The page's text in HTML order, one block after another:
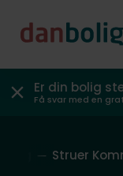
Er din bolig
Få svar med en
Struer